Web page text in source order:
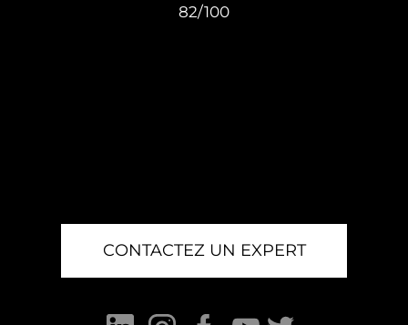
82/100
CONTACTEZ UN EXPERT